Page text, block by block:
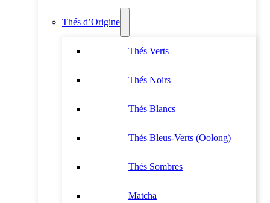
Thés d’Origine
Thés Verts
Thés Noirs
Thés Blancs
Thés Bleus-Verts (Oolong)
Thés Sombres
Matcha